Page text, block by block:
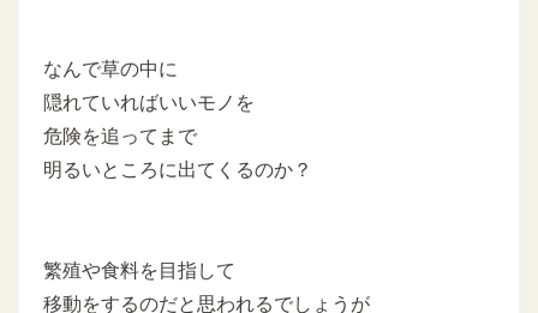
なんで草の中に
隠れていればいいモノを
危険を追ってまで
明るいところに出てくるのか？
繁殖や食料を目指して
移動をするのだと思われるでしょうが